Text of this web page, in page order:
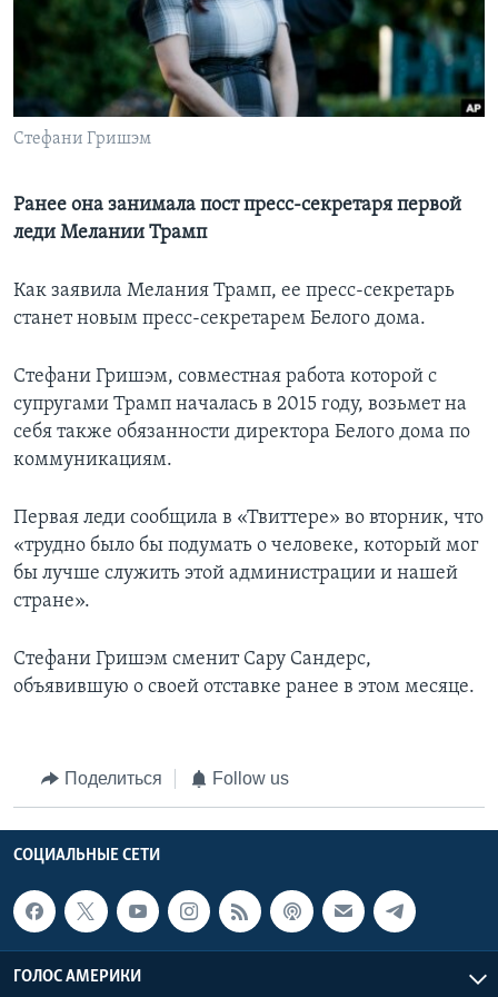
Learning English
СОЦИАЛЬНЫЕ СЕТИ
Языки
Стефани Гришэм
Ранее она занимала пост пресс-секретаря первой
леди Мелании Трамп
Как заявила Мелания Трамп, ее пресс-секретарь
станет новым пресс-секретарем Белого дома.
Стефани Гришэм, совместная работа которой с
супругами Трамп началась в 2015 году, возьмет на
себя также обязанности директора Белого дома по
коммуникациям.
Первая леди сообщила в «Твиттере» во вторник, что
«трудно было бы подумать о человеке, который мог
бы лучше служить этой администрации и нашей
стране».
Стефани Гришэм сменит Сару Сандерс,
объявившую о своей отставке ранее в этом месяце.
Поделиться Follow us
СОЦИАЛЬНЫЕ СЕТИ
ГОЛОС АМЕРИКИ